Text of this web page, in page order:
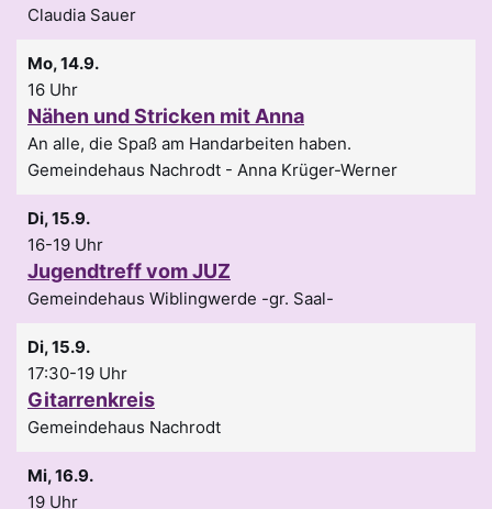
Claudia Sauer
Mo, 14.9.
16 Uhr
Nähen und Stricken mit Anna
An alle, die Spaß am Handarbeiten haben.
Gemeindehaus Nachrodt
Anna Krüger-Werner
Di, 15.9.
16-19 Uhr
Jugendtreff vom JUZ
Gemeindehaus Wiblingwerde -gr. Saal-
Di, 15.9.
17:30-19 Uhr
Gitarrenkreis
Gemeindehaus Nachrodt
Mi, 16.9.
19 Uhr